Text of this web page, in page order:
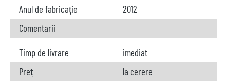
Anul de fabricație
2012
Comentarii
Timp de livrare
imediat
Preț
la cerere